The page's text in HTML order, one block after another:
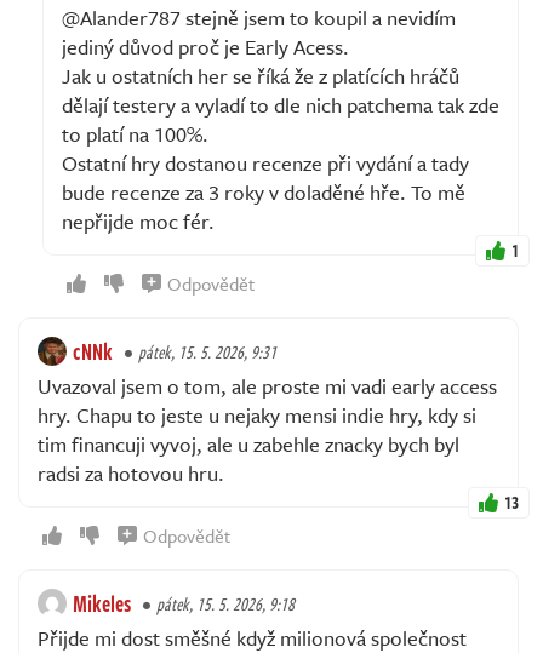
@Alander787 stejně jsem to koupil a nevidím
jediný důvod proč je Early Acess.
Jak u ostatních her se říká že z platících hráčů
dělají testery a vyladí to dle nich patchema tak zde
to platí na 100%.
Ostatní hry dostanou recenze při vydání a tady
bude recenze za 3 roky v doladěné hře. To mě
nepřijde moc fér.
1
Odpovědět
cNNk pátek, 15. 5. 2026, 9:31
Uvazoval jsem o tom, ale proste mi vadi early access
hry. Chapu to jeste u nejaky mensi indie hry, kdy si
tim financuji vyvoj, ale u zabehle znacky bych byl
radsi za hotovou hru.
13
Odpovědět
Mikeles pátek, 15. 5. 2026, 9:18
Přijde mi dost směšné když milionová společnost